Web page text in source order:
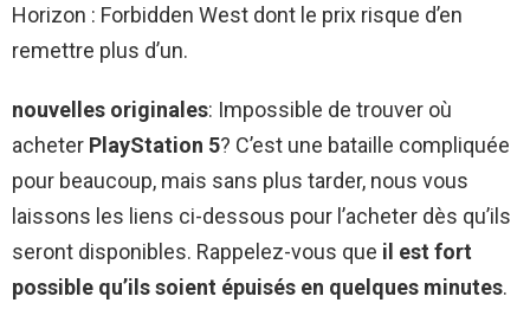
Horizon : Forbidden West dont le prix risque d’en
remettre plus d’un.
nouvelles originales: Impossible de trouver où
acheter PlayStation 5? C’est une bataille compliquée
pour beaucoup, mais sans plus tarder, nous vous
laissons les liens ci-dessous pour l’acheter dès qu’ils
seront disponibles. Rappelez-vous que il est fort
possible qu’ils soient épuisés en quelques minutes.